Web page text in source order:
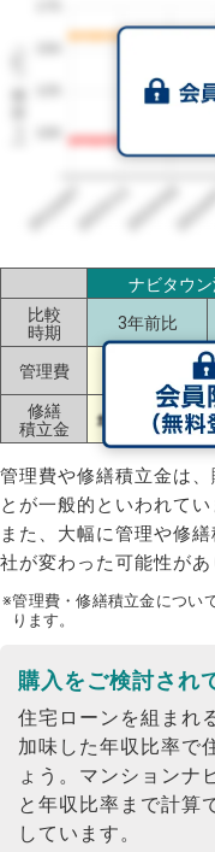
1㎡単価（円）
2023/072023/112024/03
ナビタウ
比較
時期
3年前比
管理費
（-17%）
修繕
積立金
±0円（±0%）
管理費や修繕積立金は
とが一般的といわれてい
また、大幅に管理や修
社が変わった可能性があ
※管理費・修繕積立金につい
ります。
購入をご検討され
住宅ローンを組まれ
加味した年収比率で
ょう。 マンションナ
と年収比率まで計算
しています。